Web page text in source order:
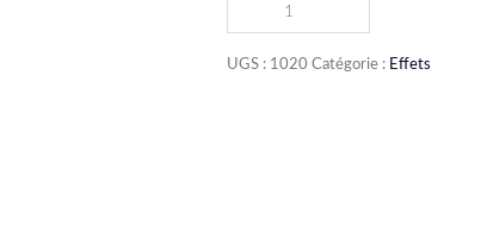
UGS : 1020 Catégorie : Effets